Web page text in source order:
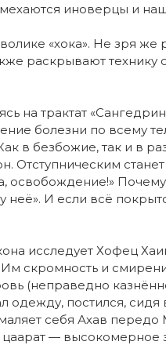
ино­вер­цы и
«хо­ка». Не зря
рас­кры­ва­ют тех­ни­ку
на трак­тат
бо­лез­ни по все­му
в без­бо­жие, так и в
От­ступ­ни­чес­ким
осво­бож­де­ние!»
неё». И ес­ли всё
ис­сле­ду­ет Хо­фец
скром­ность и
(не­пра­вед­но
одеж­ду, по­стил­ся,
се­бя Ахав
ца­а­рат — вы­со­ко­мер­ное